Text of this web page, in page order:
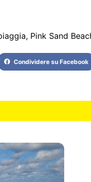
Pink Sand
Condividere su Facebook